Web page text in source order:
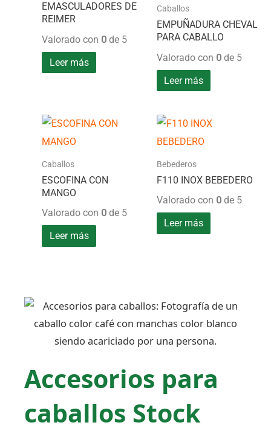
EMASCULADORES DE
REIMER
Valorado con 0 de 5
Leer más
Caballos
EMPUÑADURA CHEVAL
PARA CABALLO
Valorado con 0de 5
Leer más
Caballos
ESCOFINA CON
MANGO
Valorado con 0 de 5
Leer más
Bebederos
F110 INOX BEBEDERO
Valorado con 0de 5
Leer más
Accesorios para
caballos Stock